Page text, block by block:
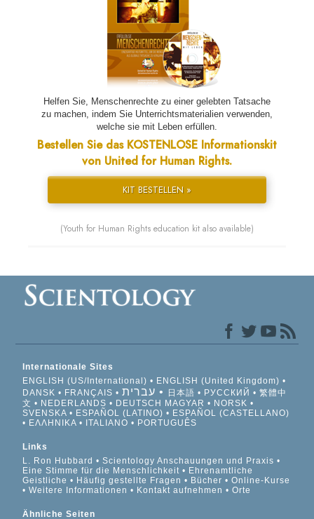
Helfen Sie, Menschenrechte zu einer gelebten Tatsache
zu machen, indem Sie Unterrichtsmaterialien verwenden,
welche sie mit Leben erfüllen.
Bestellen Sie das KOSTENLOSE Informationskit
von United for Human Rights.
KIT BESTELLEN »
(Youth for Human Rights education kit also available)
Internationale Sites
ENGLISH (US/International)
ENGLISH (United Kingdom)
DANSK
FRANÇAIS עברית 日本語 РУССКИЙ
繁體中
文
NEDERLANDS DEUTSCH MAGYAR
NORSK
SVENSKA
ESPAÑOL (LATINO)
ESPAÑOL (CASTELLANO)
ΕΛΛΗΝΙΚA
ITALIANO PORTUGUÊS
Links
L. Ron Hubbard
Scientology Anschauungen und Praxis
Eine Stimme für die Menschlichkeit
Ehrenamtliche
Geistliche
Häufig gestellte Fragen Bücher
Online-Kurse
Weitere Informationen
Kontakt aufnehmen Orte
Ähnliche Seiten